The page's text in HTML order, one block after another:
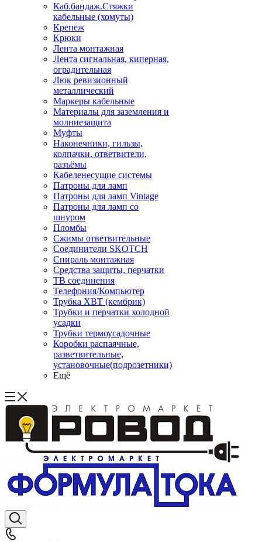
Каб.бандаж.Стяжки
кабельные (хомуты)
Крепеж
Крюки
Лента монтажная
Лента сигнальная, киперная,
оградительная
Люк ревизионный
металлический
Маркеры кабельные
Материалы для заземления и
молниезащита
Муфты
Наконечники, гильзы,
колпачки. ответвители,
разъёмы
Кабеленесущие системы
Патроны для ламп
Патроны для ламп Vintage
Патроны для ламп со
шнуром
Пломбы
Сжимы ответвительные
Соединители SKOTCH
Спираль монтажная
Средства защиты, перчатки
ТВ соединения
Телефония/Компьютер
Трубка ХВТ (кембрик)
Трубки и перчатки холодной
усадки
Трубки термоусадочные
Коробки распаячные,
разветвительные,
установочные(подрозетники)
Ещё